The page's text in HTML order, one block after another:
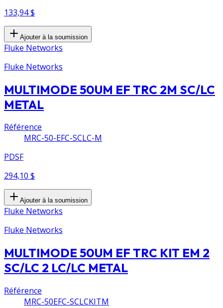
133,94 $
Ajouter à la soumission
Fluke Networks
Fluke Networks
MULTIMODE 50UM EF TRC 2M SC/LC
METAL
Référence
MRC-50-EFC-SCLC-M
PDSF
294,10 $
Ajouter à la soumission
Fluke Networks
Fluke Networks
MULTIMODE 50UM EF TRC KIT EM 2
SC/LC 2 LC/LC METAL
Référence
MRC-50EFC-SCLCKITM